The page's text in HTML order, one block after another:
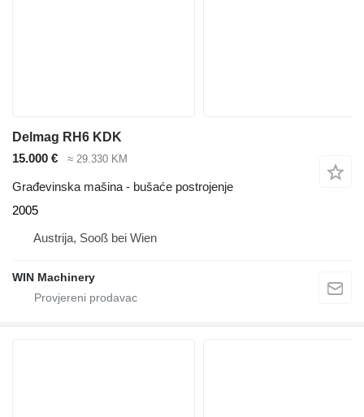
Delmag RH6 KDK
15.000 €
≈ 29.330 KM
Građevinska mašina - bušaće postrojenje
2005
Austrija, Sooß bei Wien
WIN Machinery